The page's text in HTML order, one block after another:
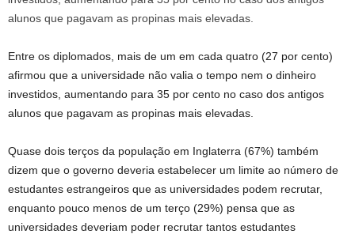
Entre os diplomados, mais de um em cada quatro (27 por cento)
afirmou que a universidade não valia o tempo nem o dinheiro
investidos, aumentando para 35 por cento no caso dos antigos
alunos que pagavam as propinas mais elevadas.
Quase dois terços da população em Inglaterra (67%) também
dizem que o governo deveria estabelecer um limite ao número de
estudantes estrangeiros que as universidades podem recrutar,
enquanto pouco menos de um terço (29%) pensa que as
universidades deveriam poder recrutar tantos estudantes